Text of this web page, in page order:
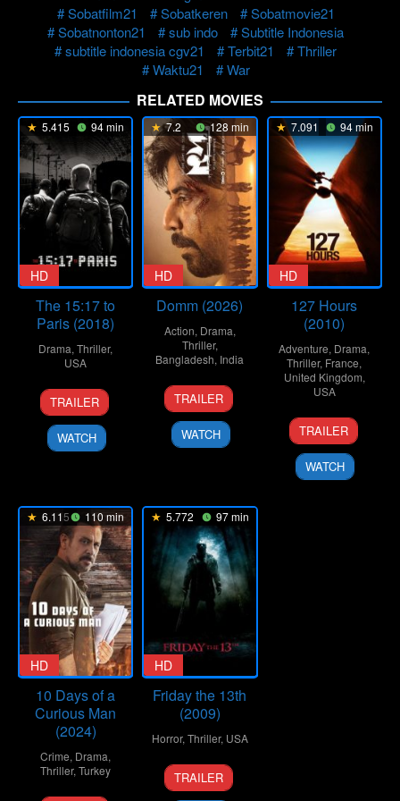
Sobatfilm21
Sobatkeren
Sobatmovie21
Sobatnonton21
sub indo
Subtitle Indonesia
subtitle indonesia cgv21
Terbit21
Thriller
Waktu21
War
RELATED MOVIES
5.415 94 min
HD
The 15:17 to
Paris (2018)
Drama,Thriller,
USA
7
Feb
2018
Clint
Eastwood
TRAILER
WATCH
7.2 128 min
HD
Domm (2026)
Action, Drama,
Thriller,
Bangladesh, India
21
Mar
2026
Redoan
Rony
TRAILER
WATCH
7.091 94 min
HD
127 Hours
(2010)
Adventure, Drama,
Thriller, France,
United Kingdom,
USA
12
Nov
2010
Danny
Boyle
TRAILER
WATCH
6.115 110 min
HD
10 Days of a
Curious Man
(2024)
Crime, Drama,
Thriller,Turkey
5.772 97 min
HD
Friday the 13th
(2009)
Horror, Thriller, USA
11
Feb
Marcus
Nispel
TRAILER